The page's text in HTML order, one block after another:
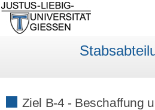
Ziel B-4 - Beschaffung